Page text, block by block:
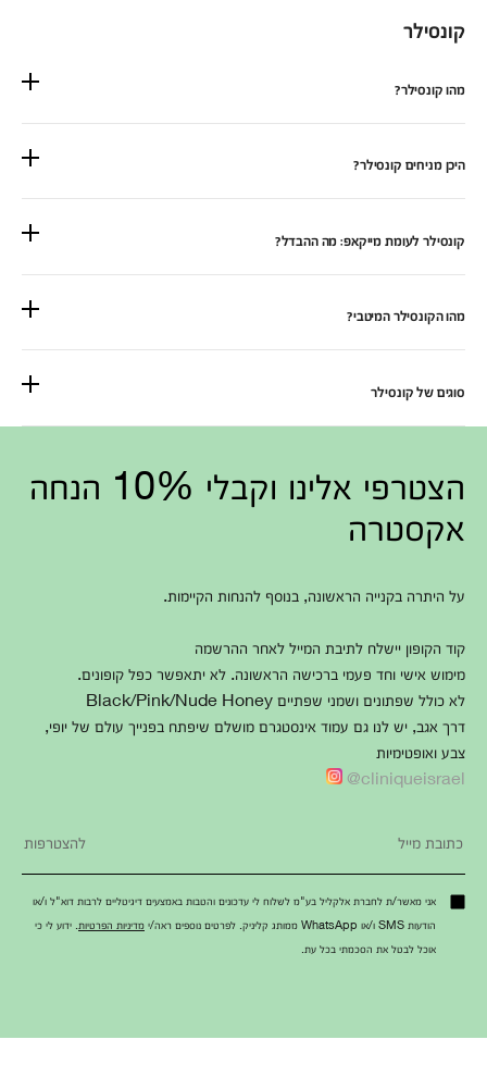
קונסילר
מהו קונסילר?
היכן מניחים קונסילר?
קונסילר לעומת מייקאפ: מה ההבדל?
מהו הקונסילר המיטבי?
סוגים של קונסילר
הצטרפי אלינו וקבלי 10% הנחה
אקסטרה
על היתרה בקנייה הראשונה, בנוסף להנחות הקיימות.
קוד הקופון יישלח לתיבת המייל לאחר ההרשמה
מימוש אישי וחד פעמי ברכישה הראשונה. לא יתאפשר כפל קופונים.
לא כולל שפתונים ושמני שפתיים Black/Pink/Nude Honey
דרך אגב, יש לנו גם עמוד אינסטגרם מושלם שיפתח בפנייך עולם של יופי,
צבע ואופטימיות
cliniqueisrael@
אני מאשר/ת לחברת אלקליל בע"מ לשלוח לי עדכונים והטבות באמצעים דיגיטליים לרבות דוא"ל ו/או
הודעות SMS ו/או WhatsApp ממותג קליניק. לפרטים נוספים ראה/י
מדיניות הפרטיות . ידוע לי כי
אוכל לבטל את הסכמתי בכל עת.